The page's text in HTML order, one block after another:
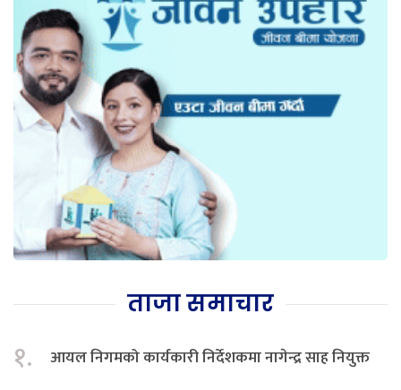
ताजा समाचार
१. आयल निगमको कार्यकारी निर्देशकमा नागेन्द्र साह नियुक्त